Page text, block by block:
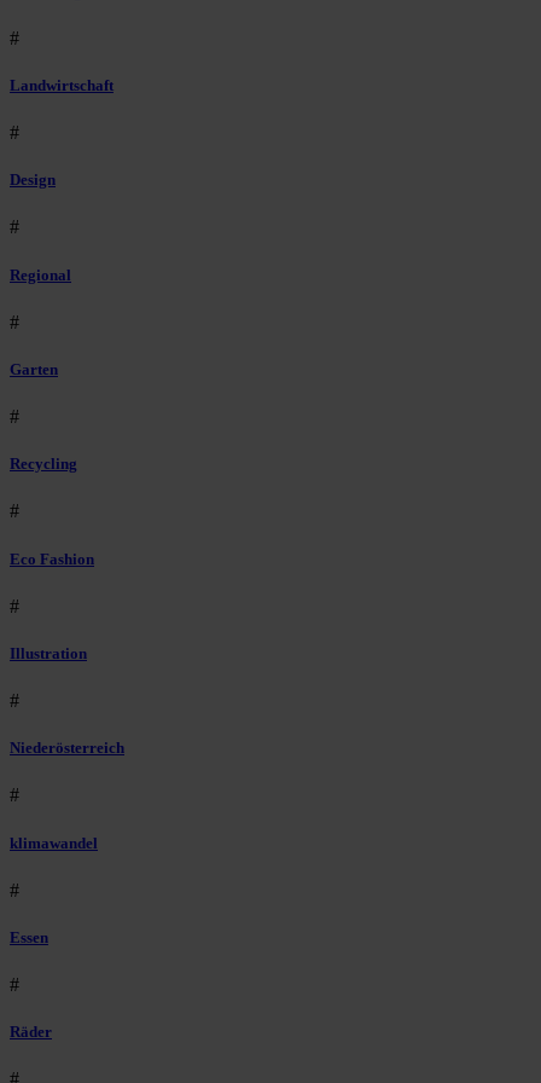
#
Landwirtschaft
#
Design
#
Regional
#
Garten
#
Recycling
#
Eco Fashion
#
Illustration
#
Niederösterreich
#
klimawandel
#
Essen
#
Räder